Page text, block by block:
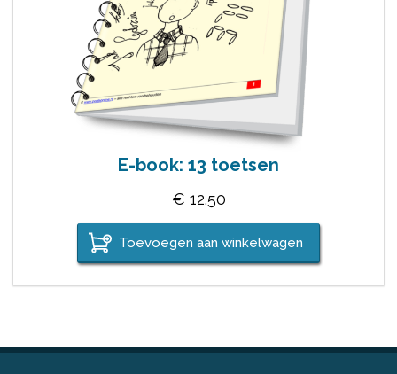
E-book: 13 toetsen
€ 12.50
Toevoegen aan winkelwagen